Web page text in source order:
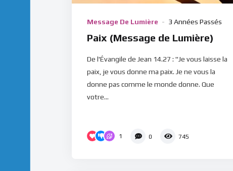
Message De Lumière 3 Années Passés
Paix (Message de Lumière)
De l'Évangile de Jean 14.27 : "Je vous laisse la
paix, je vous donne ma paix. Je ne vous la
donne pas comme le monde donne. Que
votre...
1 0 745